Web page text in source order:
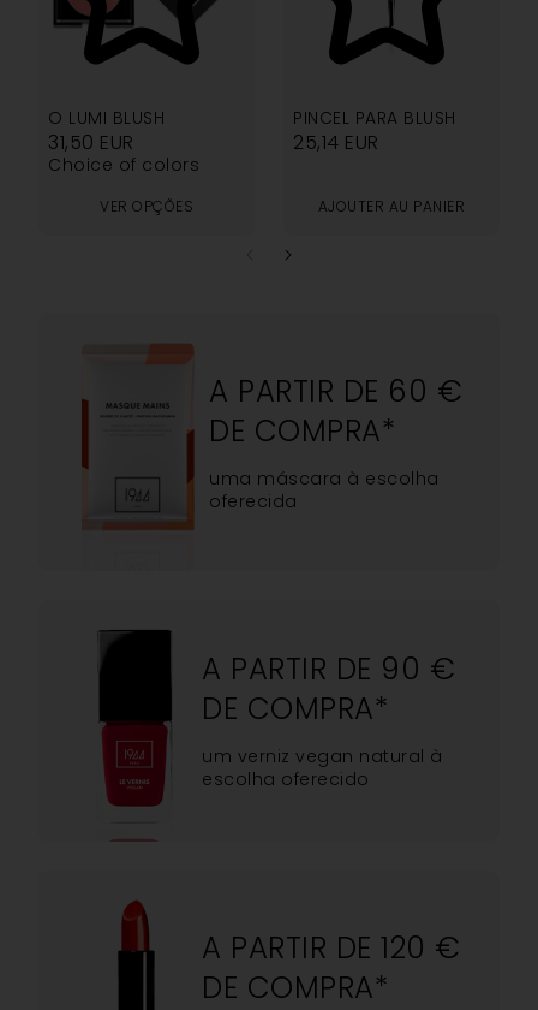
O LUMI BLUSH
31,50 EUR
Choice of colors
VER OPÇÕES
PINCEL PARA BLUSH
25,14 EUR
AJOUTER AU PANIER
A PARTIR DE 60 €
DE COMPRA*
uma máscara à escolha
oferecida
A PARTIR DE 90 €
DE COMPRA*
um verniz vegan natural à
escolha oferecido
A PARTIR DE 120 €
DE COMPRA*